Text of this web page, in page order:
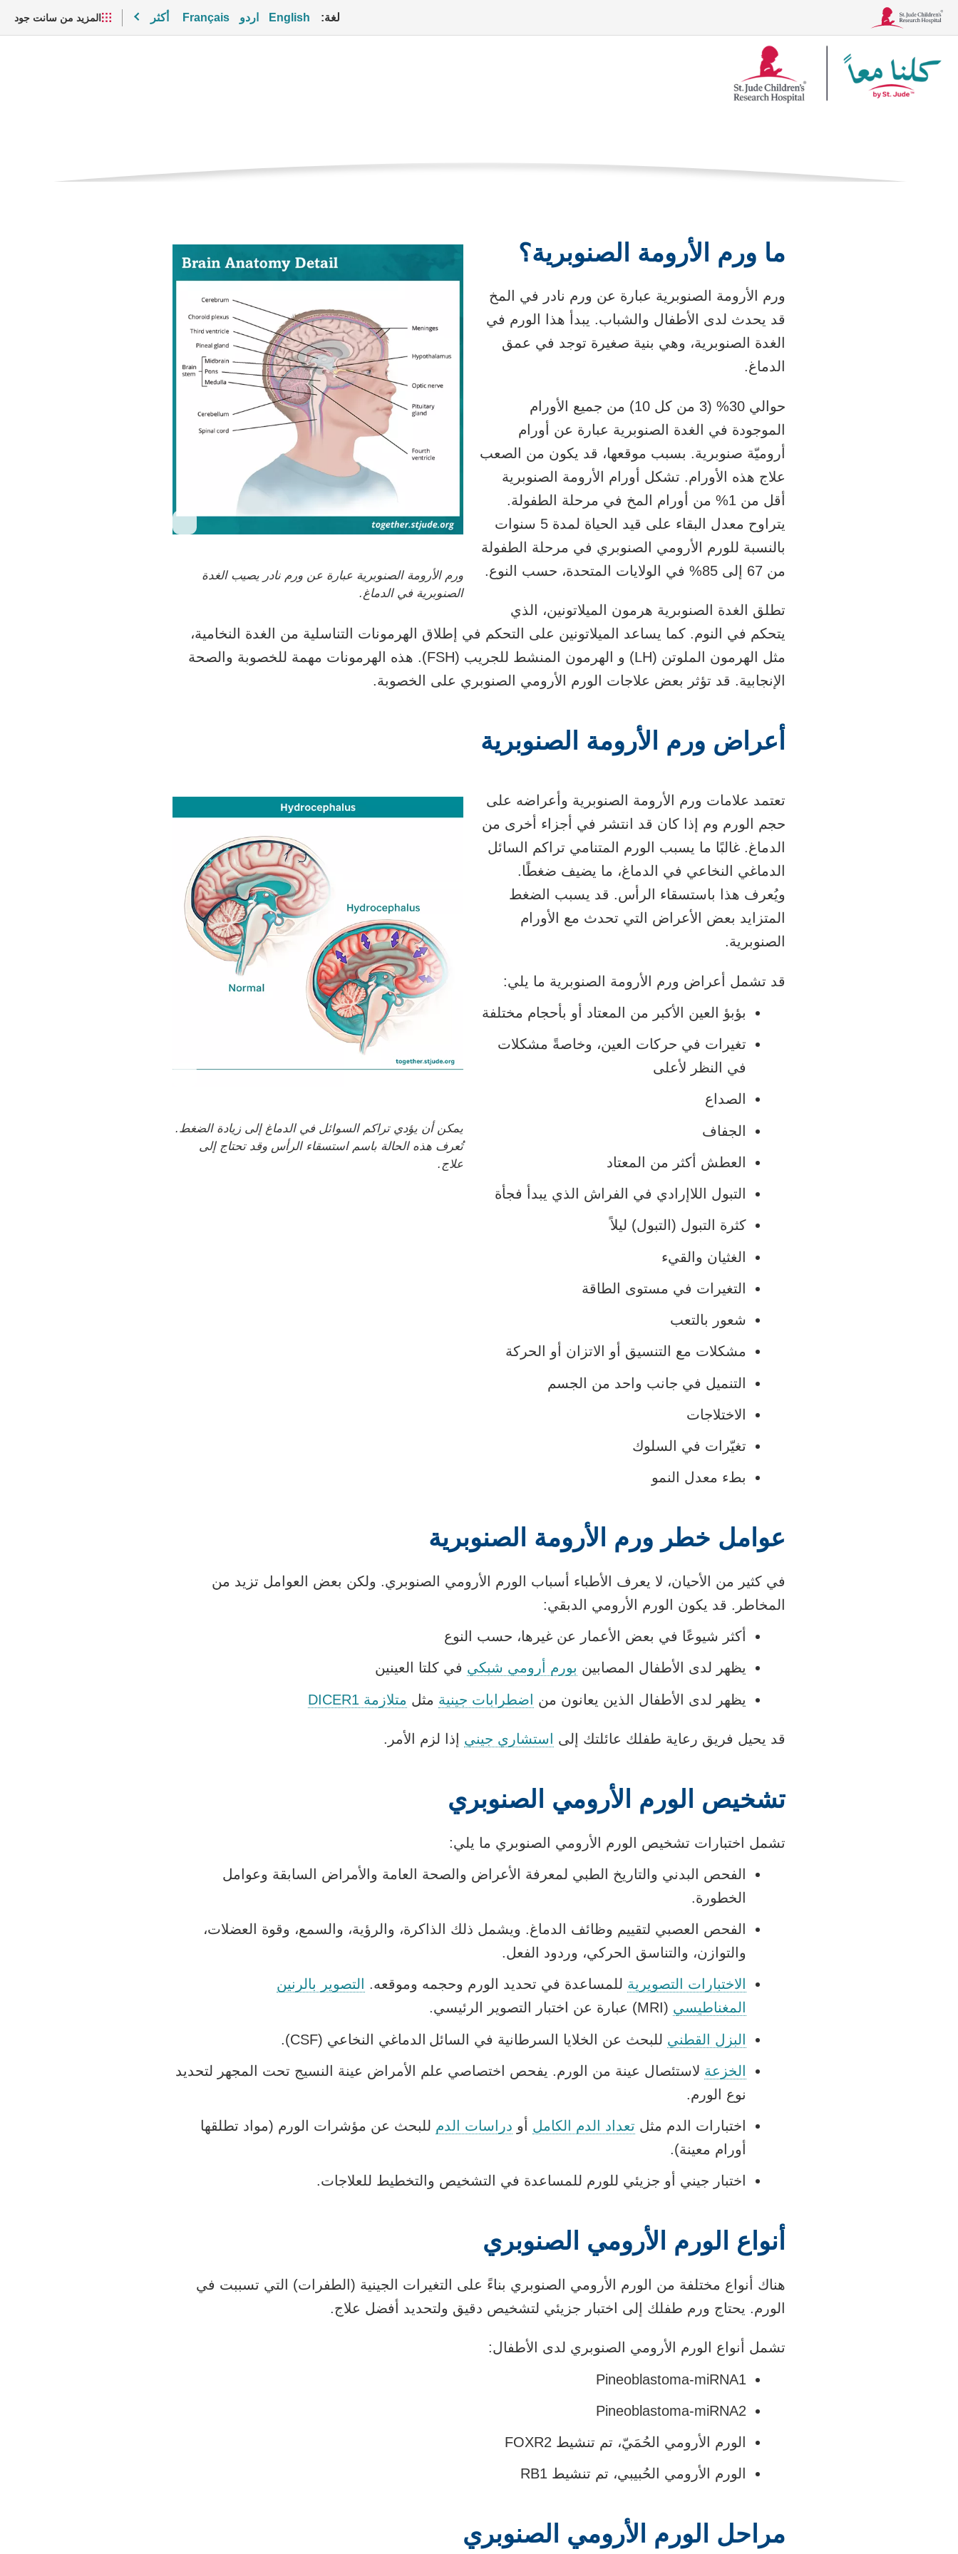
لغة: English اردو Français أكثر المزيد من سانت جود
ورم أرومي صنوبري
ورم الأرومة الصنوبرية عبارة عن ورم نادر يصيب الغدة
الصنوبرية في الدماغ.
ما ورم الأرومة الصنوبرية؟
ورم الأرومة الصنوبرية عبارة عن ورم نادر في المخ
قد يحدث لدى الأطفال والشباب. يبدأ هذا الورم في
الغدة الصنوبرية، وهي بنية صغيرة توجد في عمق
الدماغ.
حوالي 30% (3 من كل 10) من جميع الأورام
الموجودة في الغدة الصنوبرية عبارة عن أورام
أروميّة صنوبرية. بسبب موقعها، قد يكون من الصعب
علاج هذه الأورام. تشكل أورام الأرومة الصنوبرية
أقل من 1% من أورام المخ في مرحلة الطفولة.
يتراوح معدل البقاء على قيد الحياة لمدة 5 سنوات
بالنسبة للورم الأرومي الصنوبري في مرحلة الطفولة
من 67 إلى 85% في الولايات المتحدة، حسب النوع.
تطلق الغدة الصنوبرية هرمون الميلاتونين، الذي
يتحكم في النوم. كما يساعد الميلاتونين على التحكم في إطلاق
الهرمونات التناسلية من الغدة النخامية،
مثل
الهرمون الملوتن (LH) و الهرمون المنشط للجريب
(FSH). هذه الهرمونات مهمة للخصوبة والصحة
الإنجابية. قد تؤثر بعض علاجات الورم الأرومي الصنوبري على الخصوبة.
أعراض ورم الأرومة الصنوبرية
يمكن أن يؤدي تراكم السوائل في الدماغ إلى زيادة الضغط.
تُعرف هذه الحالة باسم استسقاء الرأس وقد تحتاج إلى
علاج.
تعتمد علامات ورم الأرومة الصنوبرية وأعراضه على
حجم الورم وم إذا كان قد انتشر في أجزاء أخرى من
الدماغ. غالبًا ما يسبب الورم المتنامي تراكم
السائل
الدماغي النخاعي في الدماغ، ما يضيف ضغطًا.
ويُعرف هذا باستسقاء الرأس. قد يسبب الضغط
المتزايد بعض الأعراض التي تحدث مع الأورام
الصنوبرية.
قد تشمل أعراض ورم الأرومة الصنوبرية ما يلي:
بؤبؤ العين الأكبر من المعتاد أو بأحجام مختلفة
تغيرات في حركات العين، وخاصةً مشكلات
في النظر لأعلى
الصداع
الجفاف
العطش أكثر من المعتاد
التبول اللاإرادي في الفراش الذي يبدأ فجأة
كثرة التبول (التبول) ليلاً
الغثيان والقيء
التغيرات في مستوى الطاقة
شعور بالتعب
مشكلات مع التنسيق أو الاتزان أو الحركة
التنميل في جانب واحد من الجسم
الاختلاجات
تغيّرات في السلوك
بطء معدل النمو
عوامل خطر ورم الأرومة الصنوبرية
في كثير من الأحيان، لا يعرف الأطباء أسباب الورم الأرومي الصنوبري. ولكن بعض العوامل تزيد من
المخاطر. قد يكون الورم الأرومي الدبقي:
أكثر شيوعًا في بعض الأعمار عن غيرها، حسب النوع
يظهر لدى الأطفال المصابين بورم أرومي شبكي في كلتا العينين
يظهر لدى الأطفال الذين يعانون من اضطرابات جينية مثل متلازمة DICER1
قد يحيل فريق رعاية طفلك عائلتك إلى استشاري جيني إذا لزم الأمر.
تشخيص الورم الأرومي الصنوبري
تشمل اختبارات تشخيص الورم الأرومي الصنوبري ما يلي:
الفحص البدني والتاريخ الطبي لمعرفة الأعراض والصحة العامة والأمراض السابقة وعوامل
الخطورة.
الفحص العصبي لتقييم وظائف الدماغ. ويشمل ذلك الذاكرة، والرؤية، والسمع، وقوة العضلات،
والتوازن، والتناسق الحركي، وردود الفعل.
الاختبارات التصويرية للمساعدة في تحديد الورم وحجمه وموقعه.
التصوير بالرنين
المغناطيسي (MRI) عبارة عن اختبار التصوير الرئيسي.
البزل القطني للبحث عن الخلايا السرطانية في السائل الدماغي النخاعي (CSF).
الخزعة لاستئصال عينة من الورم. يفحص اختصاصي علم الأمراض عينة النسيج تحت المجهر لتحديد
نوع الورم.
اختبارات الدم مثل تعداد الدم الكامل أو دراسات الدم للبحث عن مؤشرات الورم (مواد تطلقها
أورام معينة).
اختبار جيني أو جزيئي للورم للمساعدة في التشخيص والتخطيط للعلاجات.
أنواع الورم الأرومي الصنوبري
هناك أنواع مختلفة من الورم الأرومي الصنوبري بناءً على التغيرات الجينية (الطفرات) التي تسببت في
الورم. يحتاج ورم طفلك إلى اختبار جزيئي لتشخيص دقيق ولتحديد أفضل علاج.
تشمل أنواع الورم الأرومي الصنوبري لدى الأطفال:
Pineoblastoma-miRNA1
Pineoblastoma-miRNA2
الورم الأرومي الحُمَيّ، تم تنشيط FOXR2
الورم الأرومي الحُبيبي، تم تنشيط RB1
مراحل الورم الأرومي الصنوبري